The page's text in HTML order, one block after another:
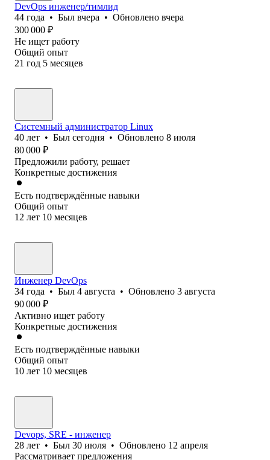
DevOps инженер/тимлид
44 года • Был вчера • Обновлено вчера
300 000 ₽
Не ищет работу
Общий опыт
21 год 5 месяцев
Системный администратор Linux
40 лет • Был сегодня • Обновлено 8 июля
80 000 ₽
Предложили работу, решает
Конкретные достижения
Есть подтверждённые навыки
Общий опыт
12 лет 10 месяцев
Инженер DevOps
34 года • Был 4 августа • Обновлено 3 августа
90 000 ₽
Активно ищет работу
Конкретные достижения
Есть подтверждённые навыки
Общий опыт
10 лет 10 месяцев
Devops, SRE - инженер
28 лет • Был 30 июля • Обновлено 12 апреля
Рассматривает предложения